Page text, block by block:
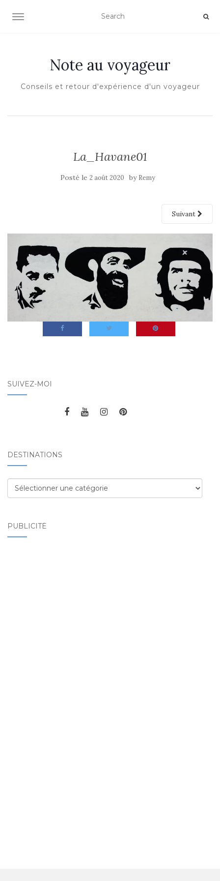
OUVRIR/FERMER LA NAVIGATION
Note au voyageur
Conseils et retour d'expérience d'un voyageur
La_Havane01
Posté le 2 août 2020 by Remy
Suivant
SUIVEZ-MOI
DESTINATIONS
Destinations
PUBLICITÉ